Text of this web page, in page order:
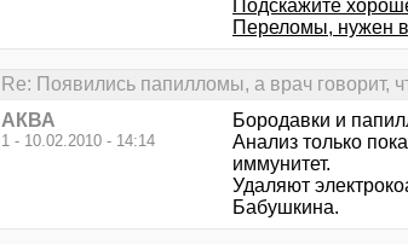
Подскажите
Переломы, нужен
Re: Появились папилломы, а врач говорит,
АКВА
1 - 10.02.2010 - 14:14
Бородавки и
Анализ только
иммунитет.
Удаляют
Бабушкина.